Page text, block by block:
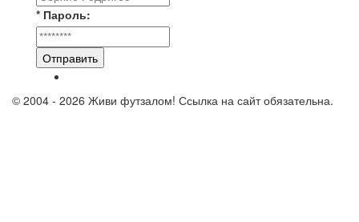
* Пароль:
Отправить
© 2004 - 2026 Живи футзалом! Ссылка на сайт обязательна.